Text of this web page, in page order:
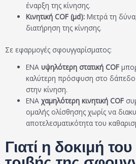
έναρξη της κίνησης.
Κινητική COF (μd): Μετρά τη
διατήρηση της κίνησης.
Σε εφαρμογές σφουγγαρίσματος:
ΕΝΑυψηλότερη στατική COF
καλύτερη πρόσφυση στο δάπεδο
στην κίνηση.
ΕΝΑχαμηλότερη κινητική COF
ομαλής ολίσθησης χωρίς να
αποτελεσματικότητα του
Γιατί η δοκιμή